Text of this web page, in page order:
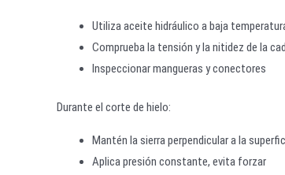
Utiliza aceite hidráulico a baja
Comprueba la tensión y la nitidez de la
Inspeccionar mangueras y conectores
Durante el corte de hielo:
Mantén la sierra perpendicular a la
Aplica presión constante, evita forzar